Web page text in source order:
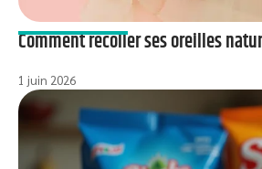
Comment recoller ses oreilles
1 juin 2026